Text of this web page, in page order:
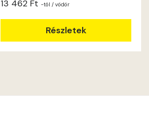
Lilac C
Lime A
Magnolia C
13 462 Ft -tól / vödör
Részletek